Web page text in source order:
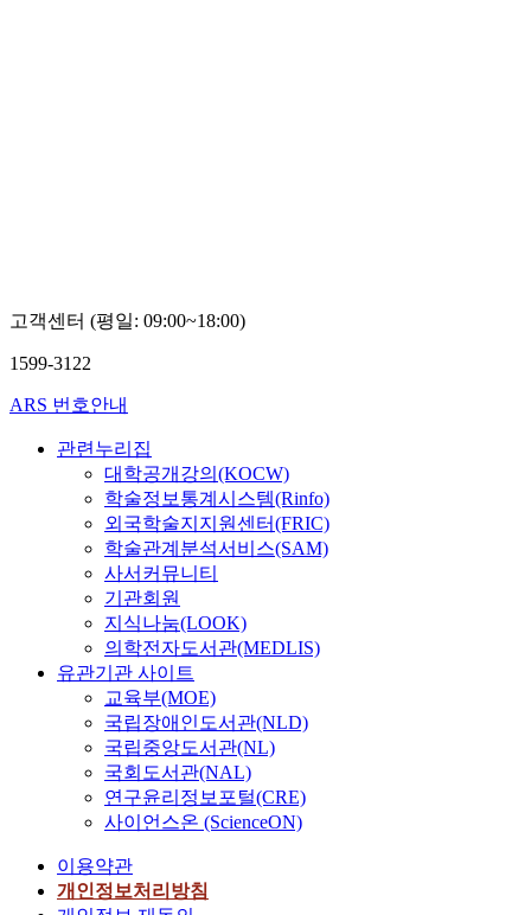
고객센터 (평일: 09:00~18:00)
1599-3122
ARS 번호안내
관련누리집
대학공개강의(KOCW)
학술정보통계시스템(Rinfo)
외국학술지지원센터(FRIC)
학술관계분석서비스(SAM)
사서커뮤니티
기관회원
지식나눔(LOOK)
의학전자도서관(MEDLIS)
유관기관 사이트
교육부(MOE)
국립장애인도서관(NLD)
국립중앙도서관(NL)
국회도서관(NAL)
연구윤리정보포털(CRE)
사이언스온 (ScienceON)
이용약관
개인정보처리방침